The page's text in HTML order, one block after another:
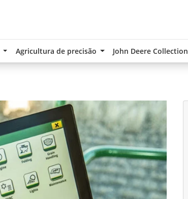
Agricultura de precisão John Deere Collection